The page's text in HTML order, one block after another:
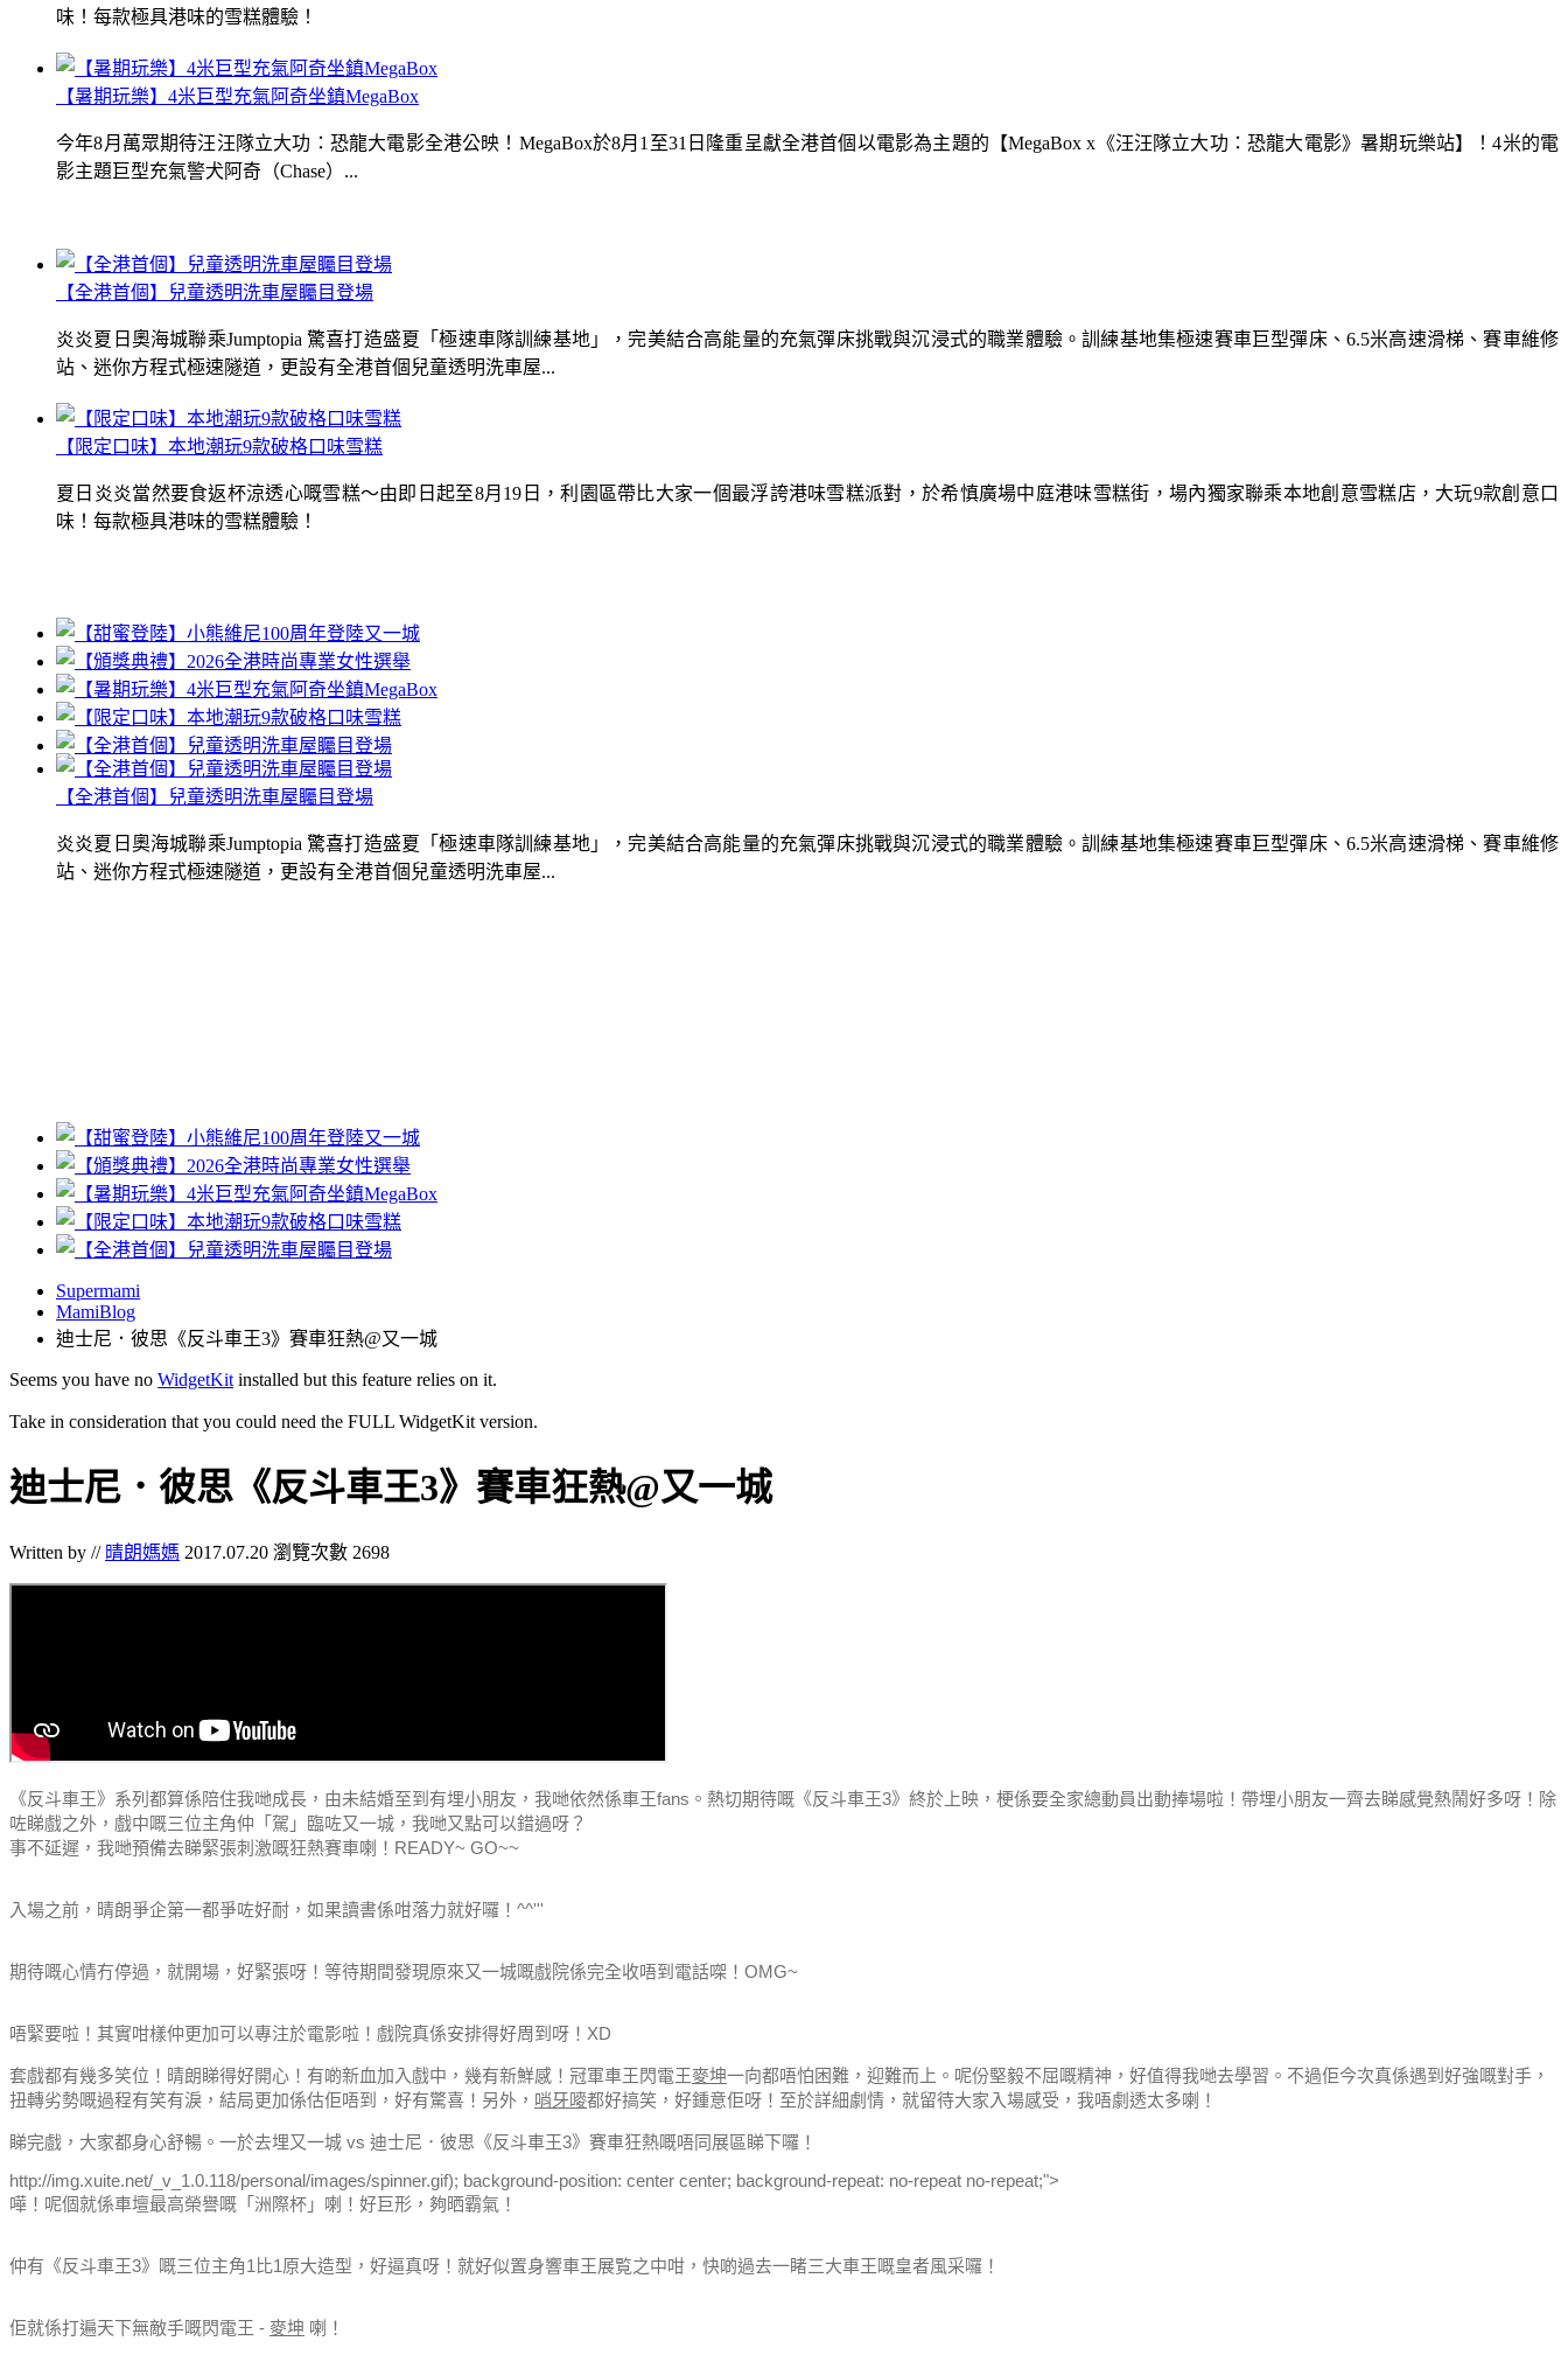
味！每款極具港味的雪糕體驗！
【全港首個】兒童透明洗車屋矚目登場
炎炎夏日奧海城聯乘Jumptopia 驚喜打造盛夏「極速車隊訓練基地」，完美結合高能量的充氣彈床挑戰與沉浸式的職業體驗。訓練基地集極速賽車巨型彈床、6.5米高速滑梯、賽車維修
站、迷你方程式極速隧道，更設有全港首個兒童透明洗車屋...
【暑期玩樂】4米巨型充氣阿奇坐鎮MegaBox
今年8月萬眾期待汪汪隊立大功：恐龍大電影全港公映！MegaBox於8月1至31日隆重呈獻全港首個以電影為主題的【MegaBox x《汪汪隊立大功：恐龍大電影》暑期玩樂站】！4米的電
影主題巨型充氣警犬阿奇（Chase）...
【限定口味】本地潮玩9款破格口味雪糕
夏日炎炎當然要食返杯涼透心嘅雪糕～由即日起至8月19日，利園區帶比大家一個最浮誇港味雪糕派對，於希慎廣場中庭港味雪糕街，場內獨家聯乘本地創意雪糕店，大玩9款創意口
味！每款極具港味的雪糕體驗！
【全港首個】兒童透明洗車屋矚目登場
炎炎夏日奧海城聯乘Jumptopia 驚喜打造盛夏「極速車隊訓練基地」，完美結合高能量的充氣彈床挑戰與沉浸式的職業體驗。訓練基地集極速賽車巨型彈床、6.5米高速滑梯、賽車維修
站、迷你方程式極速隧道，更設有全港首個兒童透明洗車屋...
Supermami
MamiBlog
迪士尼．彼思《反斗車王3》賽車狂熱@又一城
Seems you have no WidgetKit installed but this feature relies on it.
Take in consideration that you could need the FULL WidgetKit version.
迪士尼．彼思《反斗車王3》賽車狂熱@又一城
Written by // 晴朗媽媽 2017.07.20 瀏覽次數 2698
《反斗車王》系列都算係陪住我哋成長，由未結婚至到有埋小朋友，我哋依然係車王fans。 熱切期待嘅《反斗車王3》終於上映，梗係要全家總動員出動捧場啦！ 帶埋小朋友一齊去睇感覺熱鬧好多呀！ 除
咗睇戲之外，戲中嘅三位主角仲「駕」臨咗又一城，我哋又點可以錯過呀？
事不延遲，我哋預備去睇緊張刺激嘅狂熱賽車喇！READY~ GO~~
入場之前，晴朗爭企第一都爭咗好耐，如果讀書係咁落力就好囉！^^'''
期待嘅心情冇停過，就開場，好緊張呀！等待期間發現原來又一城嘅戲院係完全收唔到電話㗎！OMG~
唔緊要啦！其實咁樣仲更加可以專注於電影啦！戲院真係安排得好周到呀！XD
套戲都有幾多笑位！晴朗睇得好開心！ 有啲新血加入戲中，幾有新鮮感！ 冠軍車王閃電王麥坤一向都唔怕困難，迎難而上。 呢份堅毅不屈嘅精神，好值得我哋去學習。 不過佢今次真係遇到好強嘅對手，
扭轉劣勢嘅過程有笑有淚，結局更加係估佢唔到，好有驚喜！ 另外， 哨牙嘜都好搞笑，好鍾意佢呀！ 至於詳細劇情，就留待大家入場感受，我唔劇透太多喇！
睇完戲，大家都身心舒暢。 一於去埋又一城 vs 迪士尼．彼思《反斗車王3》賽車狂熱嘅唔同展區睇下囉！
http://img.xuite.net/_v_1.0.118/personal/images/spinner.gif); background-position: center center; background-repeat: no-repeat no-repeat;">
嘩！呢個就係車壇最高榮譽嘅「洲際杯」喇！好巨形，夠晒霸氣！
仲有《反斗車王3》嘅三位主角1比1原大造型，好逼真呀！就好似置身響車王展覧之中咁，快啲過去一睹三大車王嘅皇者風采囉！
佢就係打遍天下無敵手嘅閃電王 - 麥坤 喇！